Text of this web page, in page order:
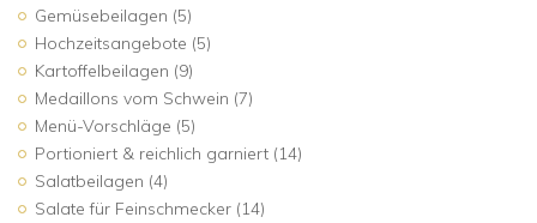
Gemüsebeilagen (5)
Hochzeitsangebote (5)
Kartoffelbeilagen (9)
Medaillons vom Schwein (7)
Menü-Vorschläge (5)
Portioniert & reichlich garniert (14)
Salatbeilagen (4)
Salate für Feinschmecker (14)